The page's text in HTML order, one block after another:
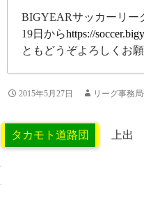
BIGYEARサッカーリー
19日からhttps://
ともどうぞよろしくお願
2015年5月27日 リーグ事務
タカモト道路団 上出